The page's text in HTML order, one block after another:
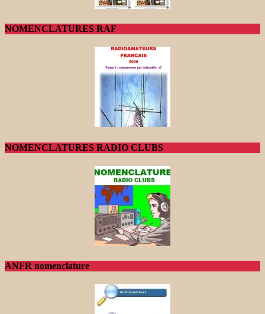
NOMENCLATURES RAF
NOMENCLATURES RADIO CLUBS
ANFR nomenclature